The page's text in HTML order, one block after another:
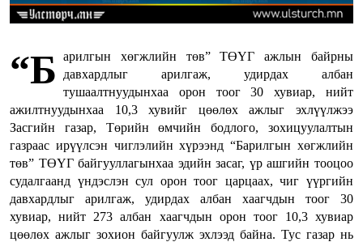
“Б арилгын хөгжлийн төв” ТӨҮГ ажлын байрны
давхардлыг арилгаж, удирдах албан
тушаалтнуудынхаа орон тоог 30 хувиар, нийт
ажилтнуудынхаа 10,3 хувийг цөөлөх ажлыг эхлүүлжээ
Засгийн газар, Төрийн өмчийн бодлого, зохицуулалтын
газраас ирүүлсэн чиглэлийн хүрээнд “Барилгын хөгжлийн
төв” ТӨҮГ байгууллагынхаа эдийн засаг, үр ашгийн тооцоо
судалгаанд үндэслэн сул орон тоог царцаах, чиг үүргийн
давхардлыг арилгаж, удирдах албан хаагчдын тоог 30
хувиар, нийт 273 албан хаагчдын орон тоог 10,3 хувиар
цөөлөх ажлыг зохион байгуулж эхлээд байна. Тус газар нь